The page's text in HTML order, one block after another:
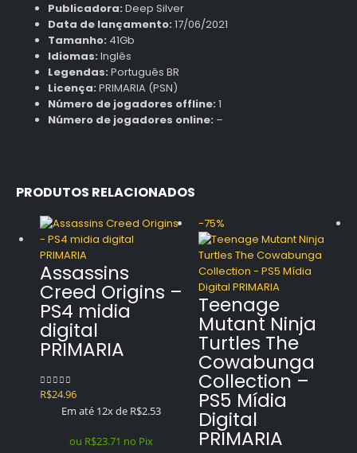
Publicadora: Deep Silver
Data de lançamento: 17/06/2021
Tamanho: 41Gb
Idiomas: Inglês
Legendas: Português BR
Licença: PRIMARIA (PSN)
Número de jogadores offline: 1
Número de jogadores online: –
PRODUTOS RELACIONADOS
Assassins
Creed Origins –
PS4 midia
digital
PRIMARIA
0out of 5
R$24.96
Em até 12x de R$2.53
ou R$23.71 no Pix
-75%
Teenage
Mutant Ninja
Turtles The
Cowabunga
Collection –
PS5 Mídia
Digital
PRIMARIA